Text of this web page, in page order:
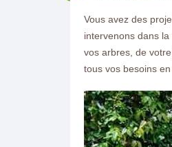
Vous avez des
intervenons dans
vos arbres, de
tous vos besoins